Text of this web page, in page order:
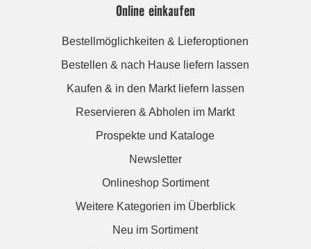
Online einkaufen
Bestellmöglichkeiten & Lieferoptionen
Bestellen & nach Hause liefern lassen
Kaufen & in den Markt liefern lassen
Reservieren & Abholen im Markt
Prospekte und Kataloge
Newsletter
Onlineshop Sortiment
Weitere Kategorien im Überblick
Neu im Sortiment